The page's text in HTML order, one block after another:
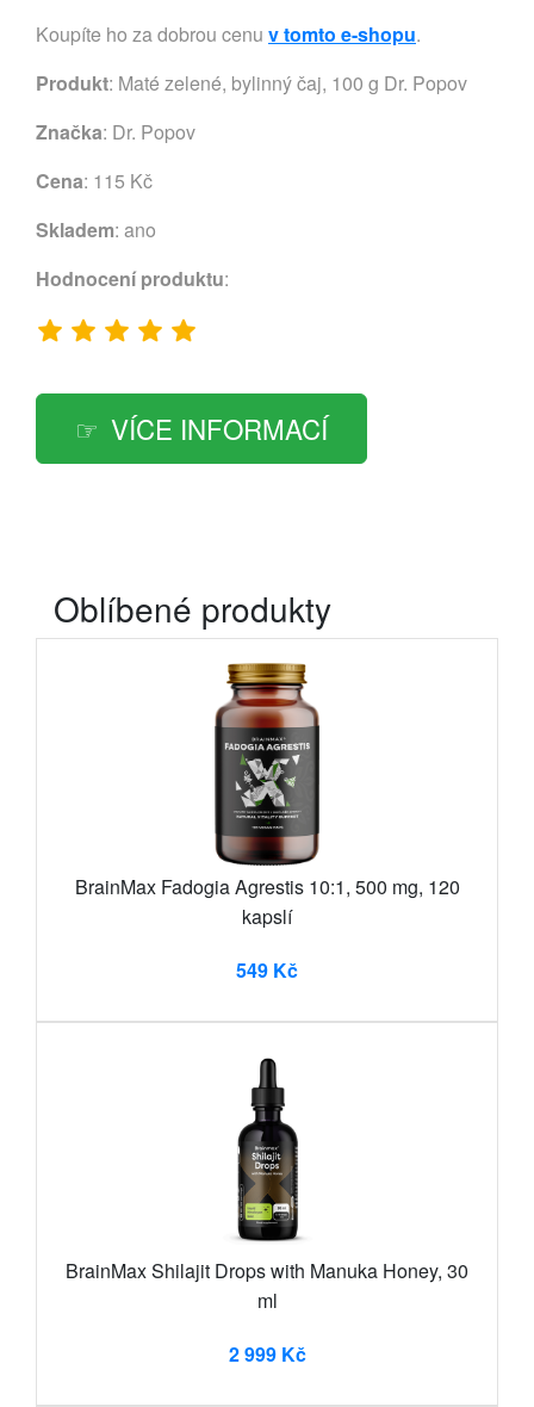
Koupíte ho za dobrou cenu v tomto e-shopu.
Produkt: Maté zelené, bylinný čaj, 100 g Dr. Popov
Značka: Dr. Popov
Cena: 115 Kč
Skladem: ano
Hodnocení produktu:
VÍCE INFORMACÍ
Oblíbené produkty
BrainMax Fadogia Agrestis 10:1, 500 mg, 120
kapslí
549 Kč
BrainMax Shilajit Drops with Manuka Honey, 30
ml
2 999 Kč